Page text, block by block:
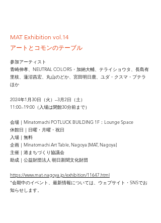
MAT Exhibition vol.14
アートとコモンのテーブル
参加アーティスト
青崎伸孝、NEUTRAL COLORS・加納大輔、テライショウタ、長島有
里枝、蓮沼昌宏、丸山のどか、宮田明日鹿、ユダ・クスマ・プテラ
ほか
2024年1月30日（火）–3月2日（土）
11:00–19:00（入場は閉館30分前まで）
会場｜Minatomachi POTLUCK BUILDING 1F：Lounge Space
休館日｜日曜・月曜・祝日
入場｜無料
企画｜Minatomachi Art Table, Nagoya [MAT, Nagoya]
主催｜港まちづくり協議会
助成｜公益財団法人 朝日新聞文化財団
https://www.mat-nagoya.jp/exhibition/11647.html
*会期中のイベント、最新情報については、ウェブサイト・SNSでお
知らせします。